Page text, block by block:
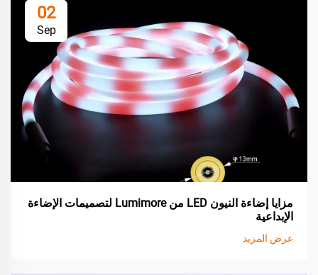
02
Sep
مزايا إضاءة النيون LED من Lumimore لتصميمات الإضاءة
الإبداعية
عرض المزيد